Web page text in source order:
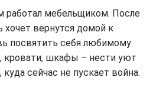
работал мебельщиком. После
вернутся домой к
посвятить себя любимому
кровати, шкафы – нести уют
сейчас не пускает война.